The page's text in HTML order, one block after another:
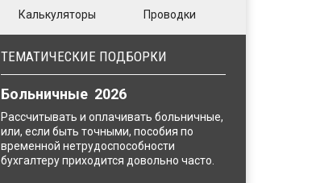
Калькуляторы Проводки
ТЕМАТИЧЕСКИЕ ПОДБОРКИ
Больничные 2026
Рассчитывать и оплачивать больничные,
или, если быть точными, пособия по
временной нетрудоспособности
бухгалтеру приходится довольно часто.